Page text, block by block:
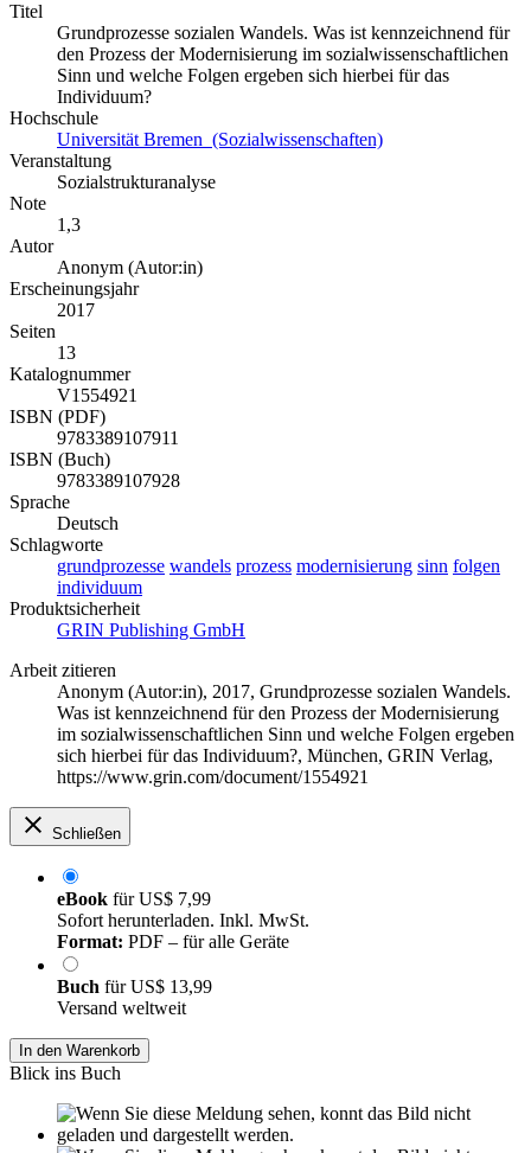
Titel
Grundprozesse sozialen Wandels. Was ist kennzeichnend für
den Prozess der Modernisierung im sozialwissenschaftlichen
Sinn und welche Folgen ergeben sich hierbei für das
Individuum?
Hochschule
Universität Bremen (Sozialwissenschaften)
Veranstaltung
Sozialstrukturanalyse
Note
1,3
Autor
Anonym (Autor:in)
Erscheinungsjahr
2017
Seiten
13
Katalognummer
V1554921
ISBN (PDF)
9783389107911
ISBN (Buch)
9783389107928
Sprache
Deutsch
Schlagworte
grundprozesse wandels prozess modernisierung sinn folgen
individuum
Produktsicherheit
GRIN Publishing GmbH
Arbeit zitieren
Anonym (Autor:in), 2017, Grundprozesse sozialen Wandels.
Was ist kennzeichnend für den Prozess der Modernisierung
im sozialwissenschaftlichen Sinn und welche Folgen ergeben
sich hierbei für das Individuum?, München, GRIN Verlag,
https://www.grin.com/document/1554921
Schließen
eBook fürUS$ 7,99
Sofort herunterladen. Inkl. MwSt.
Format: PDF – für alle Geräte
Buch fürUS$ 13,99
Versand weltweit
In den Warenkorb
Blick ins Buch